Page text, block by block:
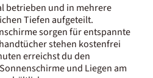
betrieben und in mehrere
Tiefen aufgeteilt.
sorgen für entspannte
stehen kostenfrei
erreichst du den
und Liegen am